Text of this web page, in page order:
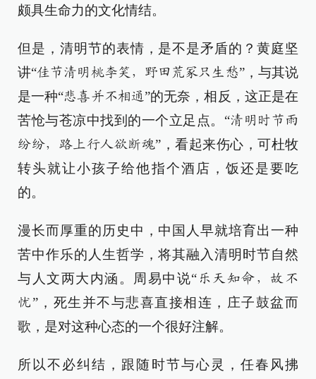
颇具生命力的文化情结。
但是，清明节的表情，是不是矛盾的？黄庭坚
讲“佳节清明桃李笑，野田荒冢只生愁”，与其说
是一种“悲喜并不相通 ”的无奈，相反，这正是在
苦怆与苍凉中找到的一个立足点。“清明时节雨
纷纷，路上行人欲断魂”，看起来伤心，可杜牧
转头就让小孩子给他指个酒店，饭还是要吃
的。
漫长而厚重的历史中，中国人早就培育出一种
苦中作乐的人生哲学，将其融入清明时节自然
与人文两大内涵。周易中说“ 乐天知命，故不
忧”，死生并不与悲喜直接相连，庄子鼓盆而
歌，是对这种心态的一个很好注解。
所以不必纠结，跟随时节与心灵，任春风拂